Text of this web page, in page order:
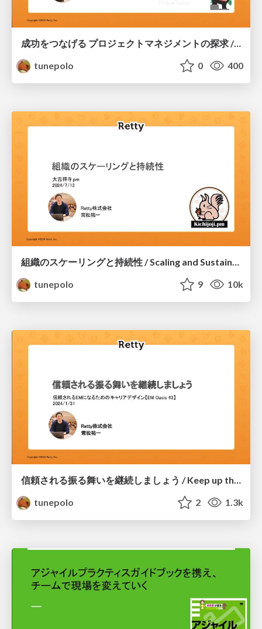
成功をつなげる プロジェクトマネジメントの探求 / Exploring Project Management to Continuous Success
tunepolo
0 400
tunepolo
9 10k
信頼される振る舞いを継続しましょう / Keep up the trusted behavior
tunepolo
2 1.3k